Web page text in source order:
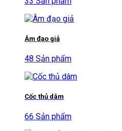
Âm đạo giả
48 Sản phẩm
Cốc thủ dâm
66 Sản phẩm